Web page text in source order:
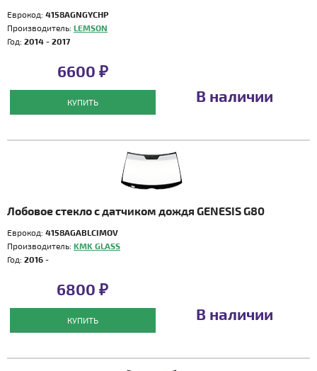
Еврокод: 4158AGNGYCHP
Производитель: LEMSON
Год: 2014 - 2017
6600 ₽
КУПИТЬ В наличии
Лобовое стекло с датчиком дождя GENESIS G80
Еврокод: 4158AGABLCIMOV
Производитель: KMK GLASS
Год: 2016 -
6800 ₽
КУПИТЬ В наличии